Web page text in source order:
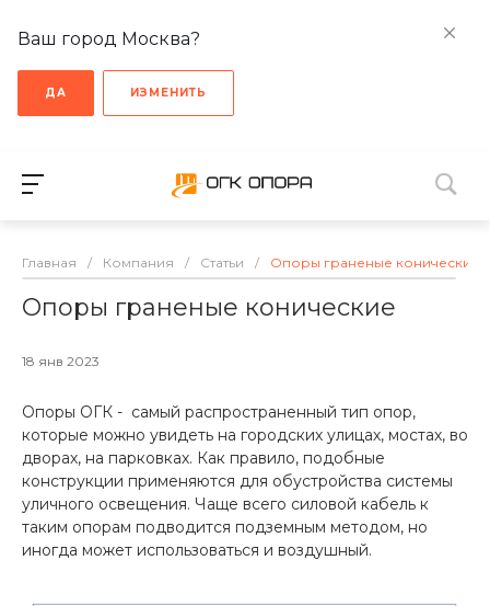
Ваш город Москва?
ДА ИЗМЕНИТЬ
Главная / Компания / Статьи / Опоры граненые конические
Опоры граненые конические
18 янв 2023
Опоры ОГК - самый распространенный тип опор,
которые можно увидеть на городских улицах, мостах, во
дворах, на парковках. Как правило, подобные
конструкции применяются для обустройства системы
уличного освещения. Чаще всего силовой кабель к
таким опорам подводится подземным методом, но
иногда может использоваться и воздушный.